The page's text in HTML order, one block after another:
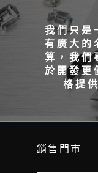
我們只是
有廣大的
算，我們
於開發更
格提
銷售門市